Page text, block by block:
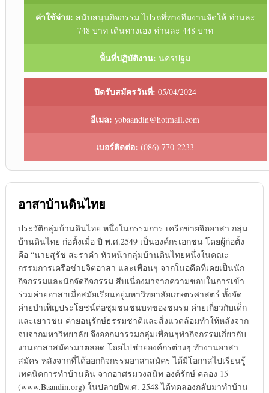
ค่าใช้จ่าย: สนับสนุนกิจกรรม ไปรถที่ทางทีมงานจัดให้ ท่านละ
748 บาท เดินทางเอง ท่านละ 448 บาท
พื้นที่ปฏิบัติงาน: นครปฐม
ปิดรับสมัครวันที่: 05/04/2024
อีเมล: yobaandin@hotmail.com
เบอร์ติดต่อ: (086) 770-2233
อาสาบ้านดินไทย
ประวัติกลุ่มบ้านดินไทย หนึ่งในกรรมการ เครือข่ายจิตอาสา กลุ่ม
บ้านดินไทย ก่อตั้งเมื่อ ปี พ.ศ.2549 เป็นองค์กรเอกชน โดยผู้ก่อตั้ง
คือ “นายสุรัช สะราคำ หัวหน้ากลุ่มบ้านดินไทยหนึ่งในคณะ
กรรมการเครือข่ายจิตอาสา และเพื่อนๆ จากในอดีตที่เคยเป็นนัก
กิจกรรมและนักจัดกิจกรรม สืบเนื่องมาจากความชอบในการเข้า
ร่วมค่ายอาสาเมื่อสมัยเรียนอยู่มหาวิทยาลัยเกษตรศาสตร์ ทั้งจัด
ค่ายบำเพ็ญประโยชน์ต่อชุมชนชนบทของชมรม ค่ายเกี่ยวกับเด็ก
และเยาวชน ค่ายอนุรักษ์ธรรมชาติและสิ่งแวดล้อมทำให้หลังจาก
จบจากมหาวิทยาลัย จึงออกมารวมกลุ่มเพื่อนๆทำกิจกรรมเกี่ยวกับ
งานอาสาสมัครมาตลอด โดยไปช่วยองค์กรต่างๆ ทำงานอาสา
สมัคร หลังจากที่ได้ออกกิจกรรมอาสาสมัคร ได้มีโอกาสไปเรียนรู้
เทคนิคการทำบ้านดิน จากอาศรมวงสนิท องค์รักษ์ คลอง 15
(www.Baandin.org) ในปลายปีพ.ศ. 2548 ได้ทดลองกลับมาทำบ้าน